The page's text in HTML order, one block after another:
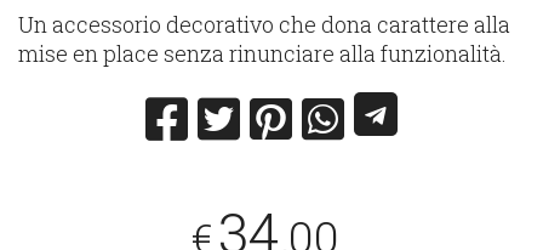
Un accessorio decorativo che dona carattere alla
mise en place senza rinunciare alla funzionalità.
€34,00